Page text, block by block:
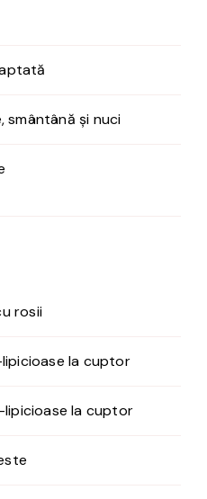
smântână și nuci
rosii
la cuptor
la cuptor